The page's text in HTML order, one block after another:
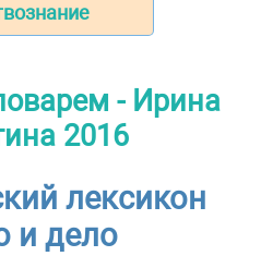
- Ирина
2016
лексикон
и дело